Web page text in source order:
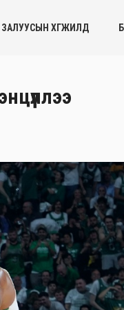
ЗАЛУУСЫН ХӨГЖИЛД